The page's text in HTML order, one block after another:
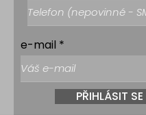
e-mail
PŘIHLÁSIT SE